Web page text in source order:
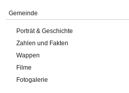
Gemeinde
Porträt & Geschichte
Zahlen und Fakten
Wappen
Filme
Fotogalerie